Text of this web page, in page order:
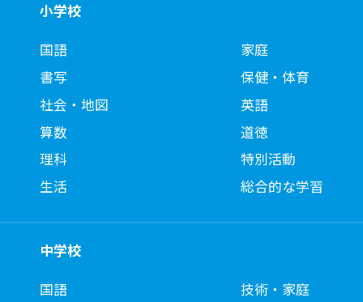
小学校
国語
書写
社会・地図
算数
理科
生活
家庭
保健・体育
英語
道徳
特別活動
総合的な学習
中学校
国語
技術・家庭